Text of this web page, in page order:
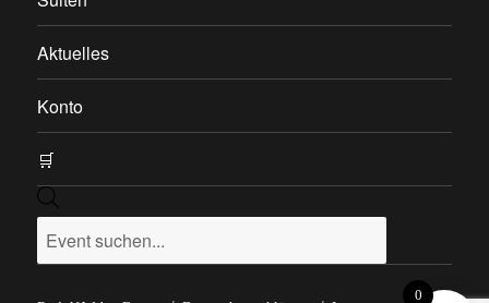
Aktuelles
Konto
🛒
search
0